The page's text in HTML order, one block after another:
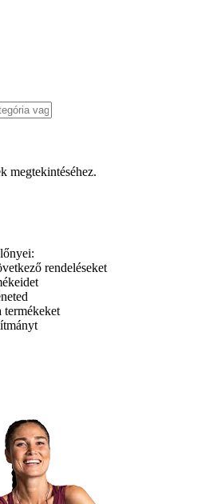
megtekintéséhez.
rendeléseket
termékeket